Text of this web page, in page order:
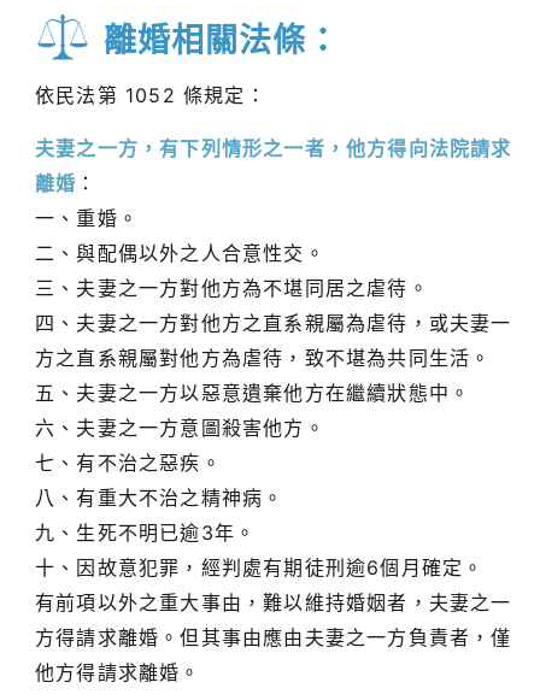
離婚相關法條：
依民法第 1052 條規定：
夫妻之一方，有下列情形之一者，他方得向法院請求
離婚 ：
一、重婚。
二、與配偶以外之人合意性交。
三、夫妻之一方對他方為不堪同居之虐待。
四、夫妻之一方對他方之直系親屬為虐待，或夫妻一
方之直系親屬對他方為虐待，致不堪為共同生活。
五、夫妻之一方以惡意遺棄他方在繼續狀態中。
六、夫妻之一方意圖殺害他方。
七、有不治之惡疾。
八、有重大不治之精神病。
九、生死不明已逾3年。
十、因故意犯罪，經判處有期徒刑逾6個月確定。
有前項以外之重大事由，難以維持婚姻者，夫妻之一
方得請求離婚。但其事由應由夫妻之一方負責者，僅
他方得請求離婚。